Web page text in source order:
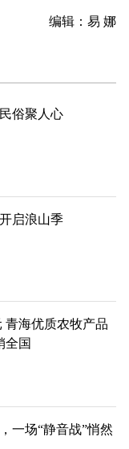
编辑：易 娜
俗聚人心
启浪山季
青海优质农牧产品
全国
一场“静音战”悄然